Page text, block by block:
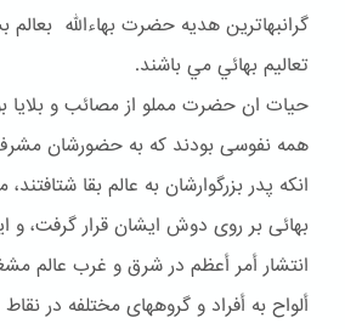
گرانبهاترين هديه حضرت بهاءالله
تعاليم بهائي مي باشند.
حيات ان حضرت مملو از مصائب و بلايا
همه نفوسى بودند كه به حضورشان
انكه پدر بزرگوارشان به عالم بقا
بهائى بر روى دوش ايشان قرار گرفت، و
انتشار أمر أعظم در شرق و غرب عالم
ألواح به أفراد و گروههاى مختلفه در